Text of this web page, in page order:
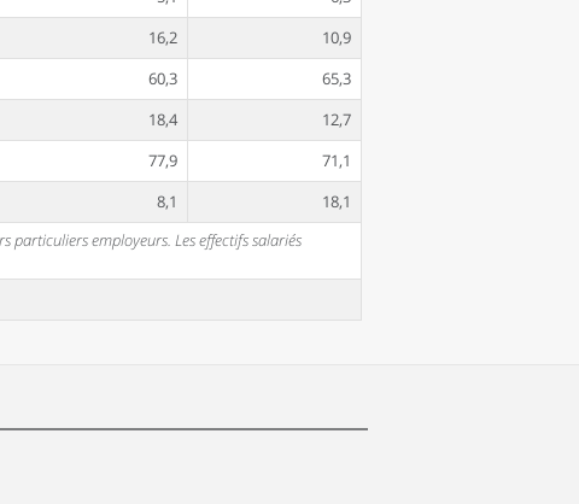
16,2
10,9
60,3
65,3
18,4
12,7
77,9
71,1
8,1
18,1
particuliers employeurs. Les effectifs salariés